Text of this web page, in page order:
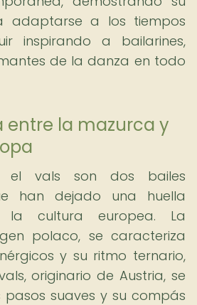
adaptarse a los tiempos
inspirando a bailarines,
de la danza en todo
entre la mazurca y
el vals son dos bailes
han dejado una huella
la cultura europea. La
polaco, se caracteriza
y su ritmo ternario,
originario de Austria, se
pasos suaves y su compás